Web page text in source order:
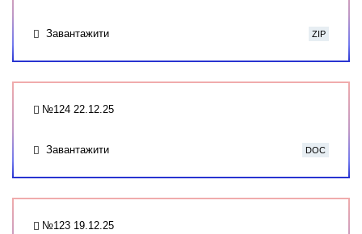
Завантажити ZIP
№124 22.12.25
Завантажити DOC
№123 19.12.25